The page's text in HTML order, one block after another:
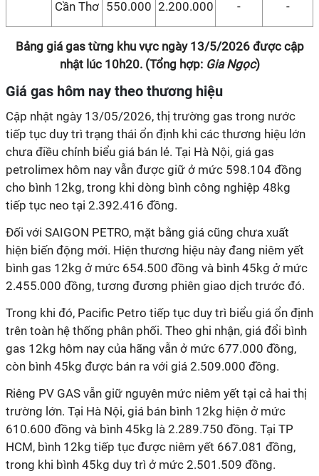
Cần Thơ 550.000 2.200.000 - -
Bảng giá gas từng khu vực ngày 13/5/2026 được cập
nhật lúc 10h20. (Tổng hợp: Gia Ngọc)
Giá gas hôm nay theo thương hiệu
Cập nhật ngày 13/05/2026, thị trường gas trong nước
tiếp tục duy trì trạng thái ổn định khi các thương hiệu lớn
chưa điều chỉnh biểu giá bán lẻ. Tại Hà Nội, giá gas
petrolimex hôm nay vẫn được giữ ở mức 598.104 đồng
cho bình 12kg, trong khi dòng bình công nghiệp 48kg
tiếp tục neo tại 2.392.416 đồng.
Đối với SAIGON PETRO, mặt bằng giá cũng chưa xuất
hiện biến động mới. Hiện thương hiệu này đang niêm yết
bình gas 12kg ở mức 654.500 đồng và bình 45kg ở mức
2.455.000 đồng, tương đương phiên giao dịch trước đó.
Trong khi đó, Pacific Petro tiếp tục duy trì biểu giá ổn định
trên toàn hệ thống phân phối. Theo ghi nhận, giá đổi bình
gas 12kg hôm nay của hãng vẫn ở mức 677.000 đồng,
còn bình 45kg được bán ra với giá 2.509.000 đồng.
Riêng PV GAS vẫn giữ nguyên mức niêm yết tại cả hai thị
trường lớn. Tại Hà Nội, giá bán bình 12kg hiện ở mức
610.600 đồng và bình 45kg là 2.289.750 đồng. Tại TP
HCM, bình 12kg tiếp tục được niêm yết 667.081 đồng,
trong khi bình 45kg duy trì ở mức 2.501.509 đồng.